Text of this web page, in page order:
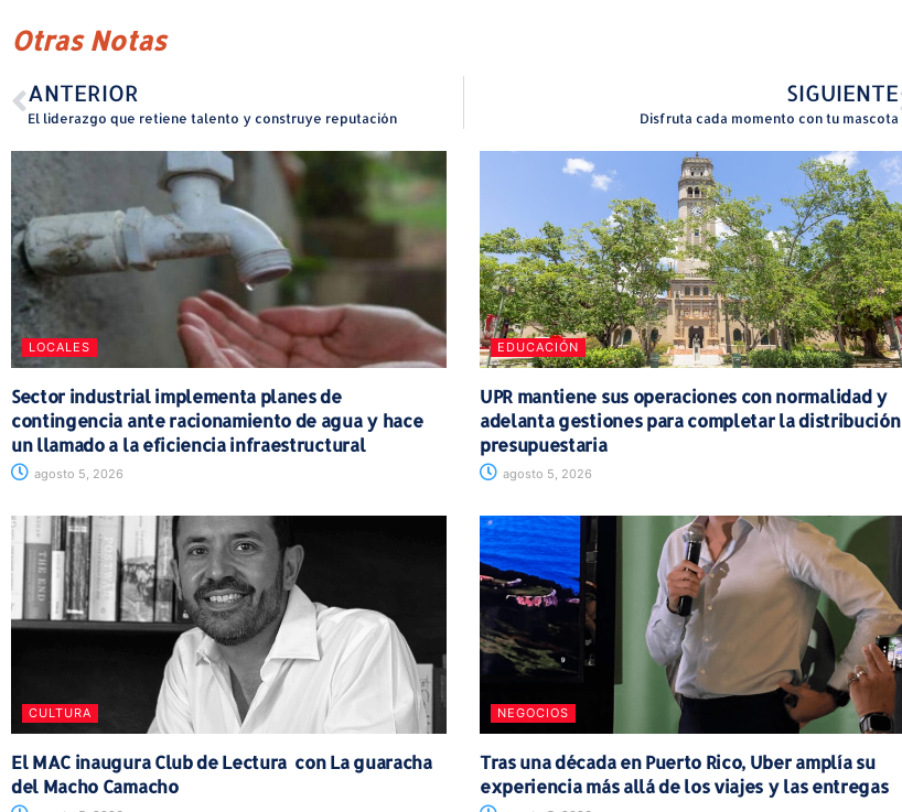
Otras Notas
ANTERIOR
El liderazgo que retiene talento y construye reputación
SIGUIENTE
Disfruta cada momento con tu mascota
LOCALES
Sector industrial implementa planes de
contingencia ante racionamiento de agua y hace
un llamado a la eficiencia infraestructural
agosto 5, 2026
EDUCACIÓN
UPR mantiene sus operaciones con normalidad y
adelanta gestiones para completar la distribución
presupuestaria
agosto 5, 2026
CULTURA
El MAC inaugura Club de Lectura con La guaracha
del Macho Camacho
NEGOCIOS
Tras una década en Puerto Rico, Uber amplía su
experiencia más allá de los viajes y las entregas